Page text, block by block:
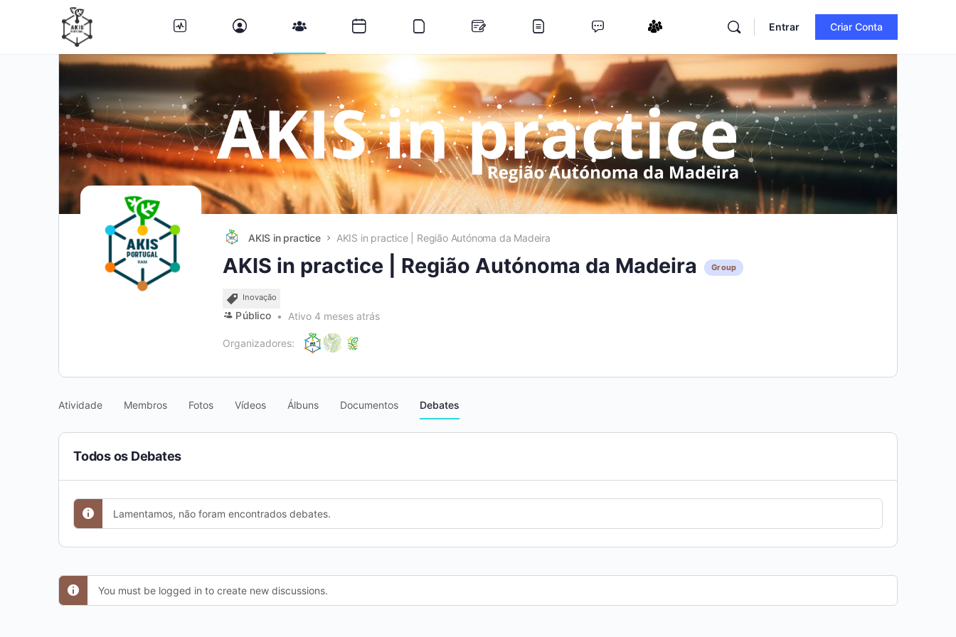
Entrar Criar Conta
AKIS in practice AKIS in practice | Região Autónoma da Madeira
AKIS in practice | Região Autónoma da Madeira Group
Inovação
Público Ativo 4 meses atrás
Organizadores:
Atividade Membros Fotos Vídeos Álbuns Documentos Debates
Todos os Debates
Lamentamos, não foram encontrados debates.
You must be logged in to create new discussions.